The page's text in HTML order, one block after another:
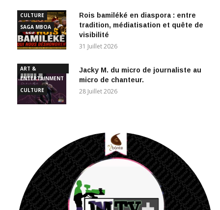
CULTURE
SAGA MBOA
Rois bamiléké en diaspora : entre
tradition, médiatisation et quête de
visibilité
31 Juillet 2026
ART &
ENTERTAINMENT
CULTURE
Jacky M. du micro de journaliste au
micro de chanteur.
28 Juillet 2026